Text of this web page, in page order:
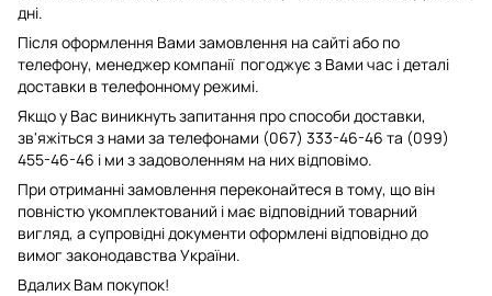
дні.
Після оформлення Вами замовлення на сайті або по
телефону, менеджер компанії погоджує з Вами час і деталі
доставки в телефонному режимі.
Якщо у Вас виникнуть запитання про способи доставки,
зв'яжіться з нами за телефонами (067) 333-46-46 та (099)
455-46-46 і ми з задоволенням на них відповімо.
При отриманні замовлення переконайтеся в тому, що він
повністю укомплектований і має відповідний товарний
вигляд, а супровідні документи оформлені відповідно до
вимог законодавства України.
Вдалих Вам покупок!